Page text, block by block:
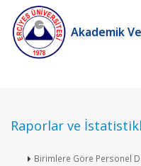
Akademik
Raporlar ve
Birimlere Göre Personel